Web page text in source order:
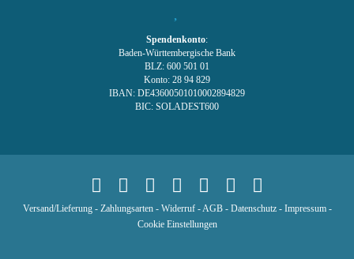
Spendenkonto:
Baden-Württembergische Bank
BLZ: 600 501 01
Konto: 28 94 829
IBAN: DE43600501010002894829
BIC: SOLADEST600
Versand/Lieferung- Zahlungsarten- Widerruf-AGB- Datenschutz- Impressum-
Cookie Einstellungen